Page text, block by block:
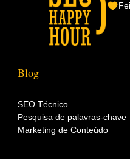
Blog
SEO Técnico
Pesquisa de palavras-chave
Marketing de Conteúdo